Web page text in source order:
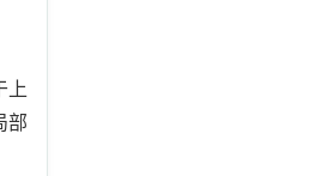
上
部